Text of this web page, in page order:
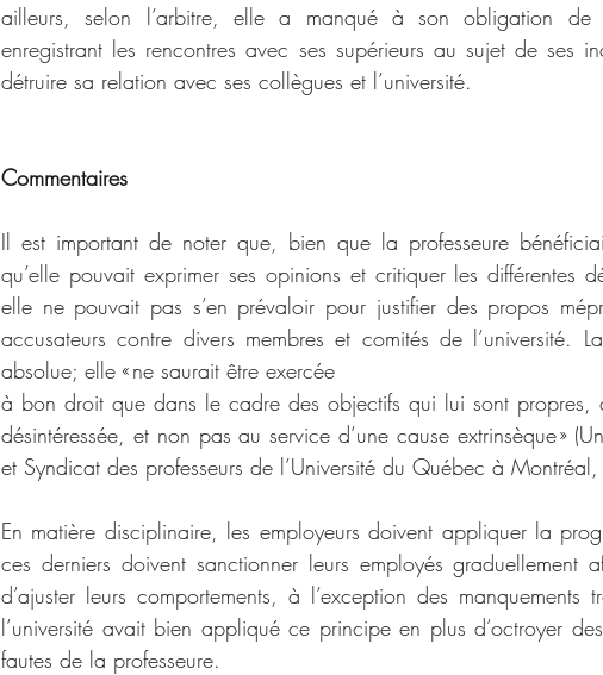
ailleurs, selon l’arbitre, elle a manqué à son obligation de
enregistrant les rencontres avec ses supérieurs au sujet de ses
détruire sa relation avec ses collègues et l’université.
Commentaires
Il est important de noter que, bien que la professeure
qu’elle pouvait exprimer ses opinions et critiquer les différentes
elle ne pouvait pas s’en prévaloir pour justifier des propos
accusateurs contre divers membres et comités de l’université.
absolue; elle « ne saurait être exercée
à bon droit que dans le cadre des objectifs qui lui sont propres,
désintéressée, et non pas au service d’une cause extrinsèque »
et Syndicat des professeurs de l’Université du Québec à
En matière disciplinaire, les employeurs doivent appliquer la
ces derniers doivent sanctionner leurs employés graduellement
d’ajuster leurs comportements, à l’exception des
l’université avait bien appliqué ce principe en plus d’octroyer
fautes de la professeure.